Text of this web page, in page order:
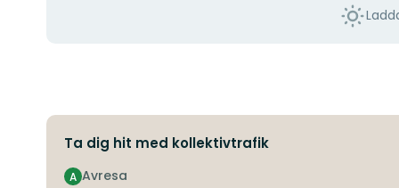
Ta dig hit med kollektivtrafik
Avresa
A